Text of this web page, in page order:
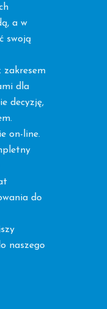
a w
swoją
zakresem
dla
decyzję,
on-line.
do
naszego